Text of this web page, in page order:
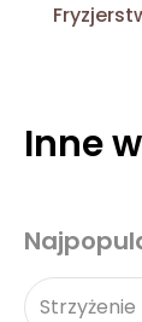
Inne
Strzyżenie